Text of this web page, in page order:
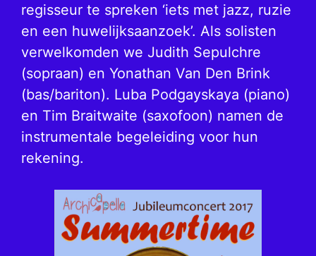
regisseur te spreken ‘iets met jazz, ruzie
en een huwelijksaanzoek’. Als solisten
verwelkomden we Judith Sepulchre
(sopraan) en Yonathan Van Den Brink
(bas/bariton). Luba Podgayskaya (piano)
en Tim Braitwaite (saxofoon) namen de
instrumentale begeleiding voor hun
rekening.